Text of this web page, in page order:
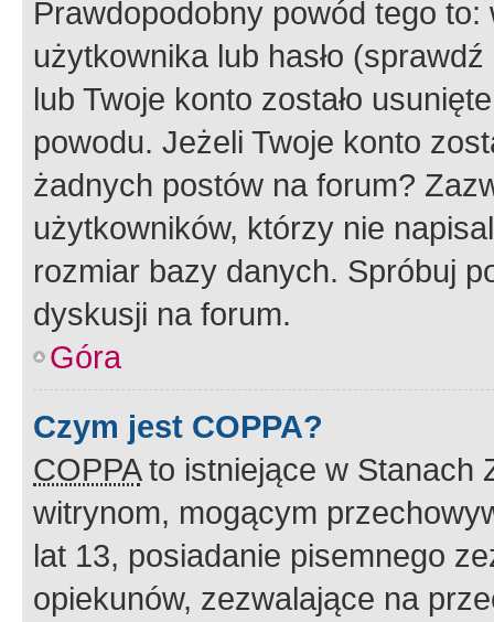
Prawdopodobny powód tego to:
użytkownika lub hasło
lub Twoje konto zostało
powodu. Jeżeli Twoje konto
żadnych postów na forum?
użytkowników, którzy nie
rozmiar bazy danych. Spróbuj
dyskusji na forum.
Góra
Czym jest COPPA?
COPPAto istniejące w Stanach
witrynom, mogącym
lat 13, posiadanie pisemnego
opiekunów, zezwalające na